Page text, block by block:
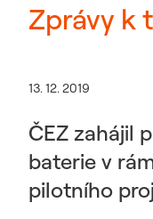
Zprávy k
13. 12. 2019
ČEZ zahájil
baterie v
pilotního